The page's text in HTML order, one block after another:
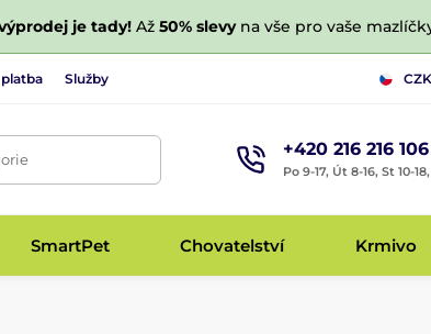
je tady!Až 50% slevyna vše pro vaše
Služby CZK
+420 216 216 106
Po 9-17, Út 8-16, St 10-
SmartPet Chovatelství Krmivo